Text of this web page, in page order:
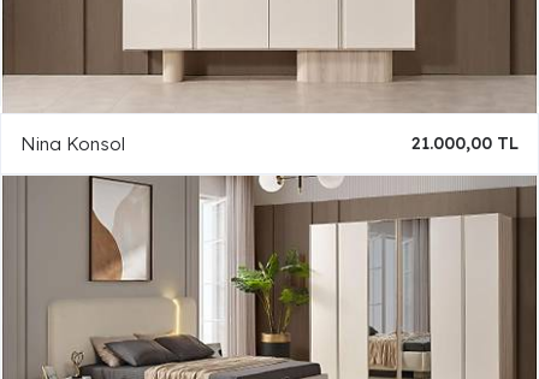
Nina Konsol 21.000,00 TL